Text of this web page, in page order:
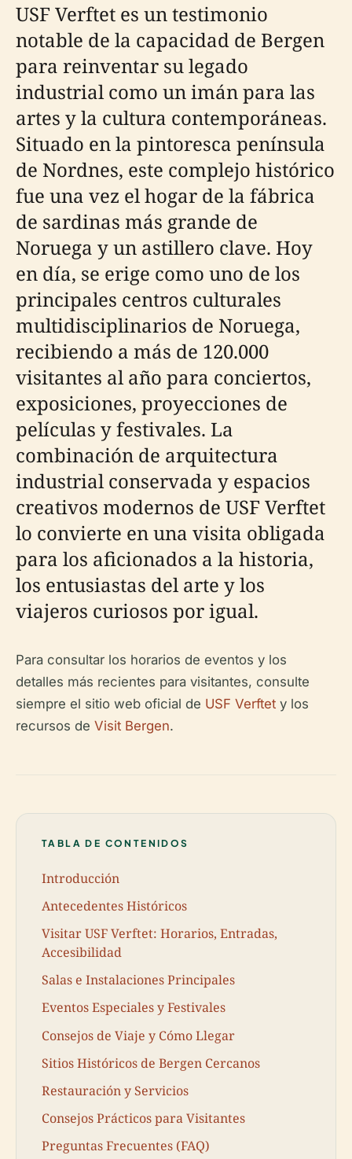
USF Verftet es un testimonio
notable de la capacidad de Bergen
para reinventar su legado
industrial como un imán para las
artes y la cultura contemporáneas.
Situado en la pintoresca península
de Nordnes, este complejo histórico
fue una vez el hogar de la fábrica
de sardinas más grande de
Noruega y un astillero clave. Hoy
en día, se erige como uno de los
principales centros culturales
multidisciplinarios de Noruega,
recibiendo a más de 120.000
visitantes al año para conciertos,
exposiciones, proyecciones de
películas y festivales. La
combinación de arquitectura
industrial conservada y espacios
creativos modernos de USF Verftet
lo convierte en una visita obligada
para los aficionados a la historia,
los entusiastas del arte y los
viajeros curiosos por igual.
Para consultar los horarios de eventos y los
detalles más recientes para visitantes, consulte
siempre el sitio web oficial de USF Verftet y los
recursos de Visit Bergen.
TABLA DE CONTENIDOS
Introducción
Antecedentes Históricos
Visitar USF Verftet: Horarios, Entradas,
Accesibilidad
Salas e Instalaciones Principales
Eventos Especiales y Festivales
Consejos de Viaje y Cómo Llegar
Sitios Históricos de Bergen Cercanos
Restauración y Servicios
Consejos Prácticos para Visitantes
Preguntas Frecuentes (FAQ)